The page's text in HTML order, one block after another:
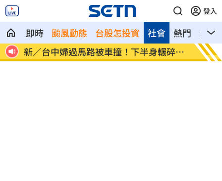
登入
即時 颱風動態 台股怎投資 熱門 影音
社會
新／台中婦過馬路被車撞！下半身輾碎慘
死
箱